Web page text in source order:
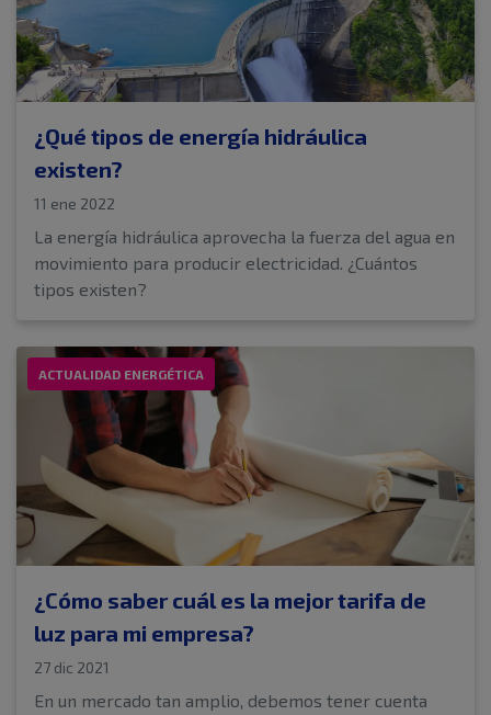
¿Qué tipos de energía hidráulica
existen?
11 ene 2022
La energía hidráulica aprovecha la fuerza del agua en
movimiento para producir electricidad. ¿Cuántos
tipos existen?
ACTUALIDAD ENERGÉTICA
¿Cómo saber cuál es la mejor tarifa de
luz para mi empresa?
27 dic 2021
En un mercado tan amplio, debemos tener cuenta